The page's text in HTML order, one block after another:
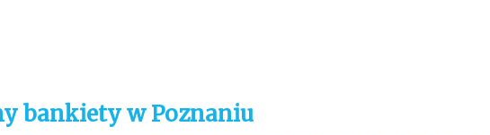
bankiety w Poznaniu